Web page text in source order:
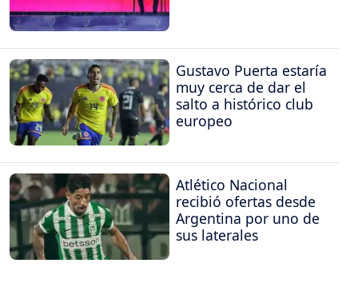
Gustavo Puerta estaría
muy cerca de dar el
salto a histórico club
europeo
Atlético Nacional
recibió ofertas desde
Argentina por uno de
sus laterales